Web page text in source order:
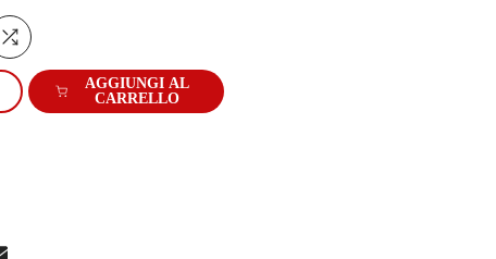
AGGIUNGI AL
CARRELLO